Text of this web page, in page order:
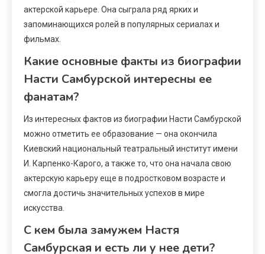
актерской карьере. Она сыграла ряд ярких и
запоминающихся ролей в популярных сериалах и
фильмах.
Какие основные факты из биографии
Насти Самбурской интересны ее
фанатам?
Из интересных фактов из биографии Насти Самбурской
можно отметить ее образование — она окончила
Киевский национальный театральный институт имени
И. Карпенко-Карого, а также то, что она начала свою
актерскую карьеру еще в подростковом возрасте и
смогла достичь значительных успехов в мире
искусства.
С кем была замужем Настя
Самбурская и есть ли у нее дети?